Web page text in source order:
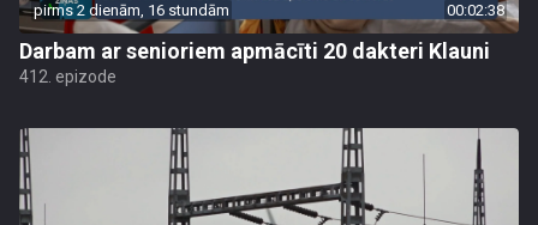
pirms 2 dienām, 16 stundām 00:02:38
Darbam ar senioriem apmācīti 20 dakteri Klauni
412. epizode